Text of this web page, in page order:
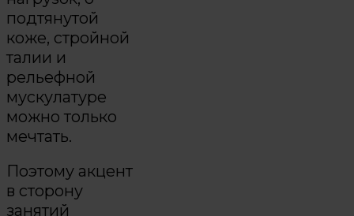
подтянутой
коже, стройной
талии и
рельефной
мускулатуре
можно только
мечтать.
Поэтому акцент
в сторону
занятий